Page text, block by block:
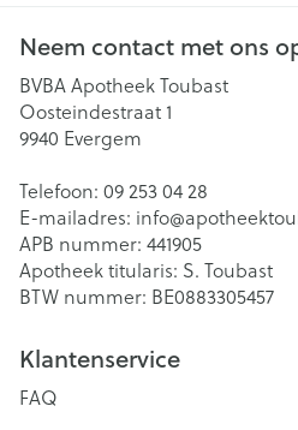
Neem contact met ons
BVBA Apotheek Toubast
Oosteindestraat 1
9940 Evergem
Telefoon: 09 253 04 28
E-mailadres: info@
APB nummer: 441905
Apotheek titularis: S. Toubast
BTW nummer: BE0883305457
Klantenservice
FAQ